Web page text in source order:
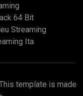
64 Bit
Streaming
Ita
template is made